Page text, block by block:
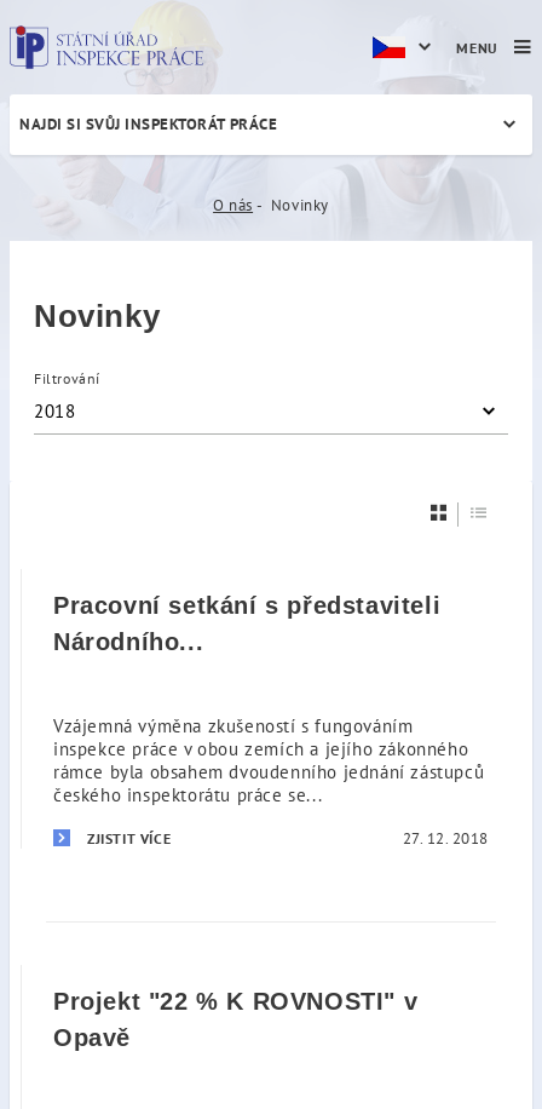
Novinky
NAJDI SI SVŮJ INSPEKTORÁT PRÁCE
O nás Novinky
Novinky
Filtrování
2018
Pracovní setkání s představiteli
Národního...
Vzájemná výměna zkušeností s fungováním
inspekce práce v obou zemích a jejího zákonného
rámce byla obsahem dvoudenního jednání zástupců
českého inspektorátu práce se...
ZJISTIT VÍCE 27. 12. 2018
Projekt "22 % K ROVNOSTI" v
Opavě
MENU